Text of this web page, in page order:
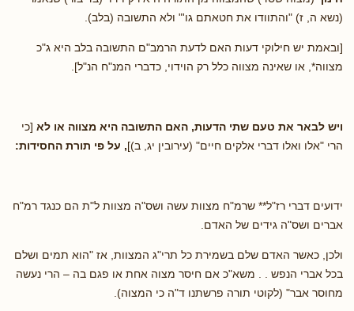
(נשא ה, ז) "והתוודו את חטאתם גו'" ולא התשובה (בלב).
[ובאמת יש חילוקי דעות האם לדעת הרמב"ם התשובה בלב היא ג"כ
מצווה*, או שאינה מצווה כלל רק הוידוי, כדברי המנ"ח הנ"ל].
ויש לבאר את טעם שתי הדעות, האם התשובה היא מצווה או לא [כי
הרי "אלו ואלו דברי אלקים חיים" (עירובין יג, ב)], על פי תורת החסידות:
ידועים דברי רז"ל** שרמ"ח מצוות עשה ושס"ה מצוות ל"ת הם כנגד רמ"ח
אברים ושס"ה גידים של האדם.
ולכן, כאשר האדם שלם בשמירת כל תרי"ג המצוות, אז "הוא תמים ושלם
בכל אברי הנפש . . משא"כ אם חיסר מצוה אחת או פגם בה – הרי נעשה
מחוסר אבר" (לקוטי תורה פרשתנו ד"ה כי המצוה).